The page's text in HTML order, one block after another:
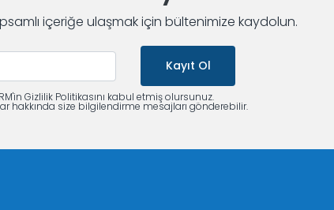
içeriğe ulaşmak için bültenimize kaydolun.
Kayıt Ol
Gizlilik Politikasını kabul etmiş olursunuz.
hakkında size bilgilendirme mesajları gönderebilir.